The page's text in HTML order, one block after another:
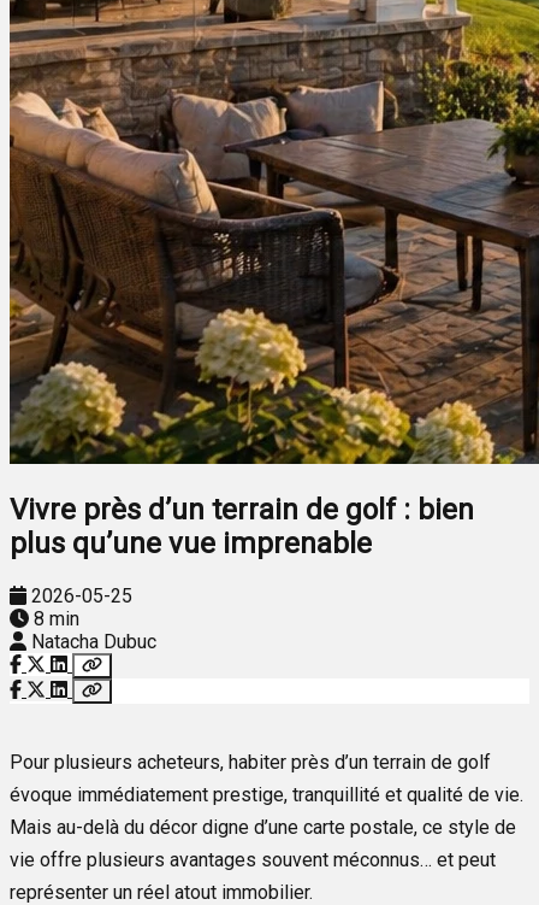
Vivre près d’un terrain de golf : bien
plus qu’une vue imprenable
2026-05-25
8 min
Natacha Dubuc
Pour plusieurs acheteurs, habiter près d’un terrain de golf
évoque immédiatement prestige, tranquillité et qualité de vie.
Mais au-delà du décor digne d’une carte postale, ce style de
vie offre plusieurs avantages souvent méconnus… et peut
représenter un réel atout immobilier.